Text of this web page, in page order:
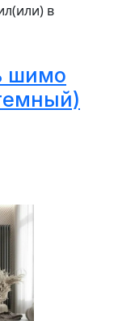
в
шимо